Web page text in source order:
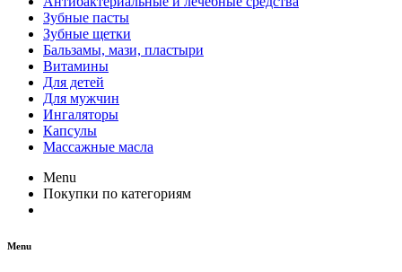
Зубные пасты
Зубные щетки
Бальзамы, мази, пластыри
Витамины
Для детей
Для мужчин
Ингаляторы
Капсулы
Массажные масла
Menu
Покупки по категориям
Menu